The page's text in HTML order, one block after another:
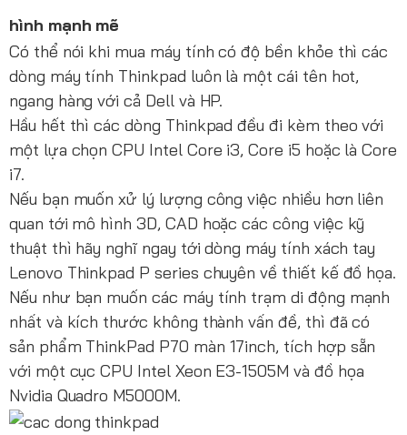
hình mạnh mẽ
Có thể nói khi mua máy tính có độ bền khỏe thì các
dòng máy tính Thinkpad luôn là một cái tên hot,
ngang hàng với cả Dell và HP.
Hầu hết thì các dòng Thinkpad đều đi kèm theo với
một lựa chọn CPU Intel Core i3, Core i5 hoặc là Core
i7.
Nếu bạn muốn xử lý lượng công việc nhiều hơn liên
quan tới mô hình 3D, CAD hoặc các công việc kỹ
thuật thì hãy nghĩ ngay tới dòng máy tính xách tay
Lenovo Thinkpad P series chuyên về thiết kế đồ họa.
Nếu như bạn muốn các máy tính trạm di động mạnh
nhất và kích thước không thành vấn đề, thì đã có
sản phẩm ThinkPad P70 màn 17inch, tích hợp sẵn
với một cục CPU Intel Xeon E3-1505M và đồ họa
Nvidia Quadro M5000M.